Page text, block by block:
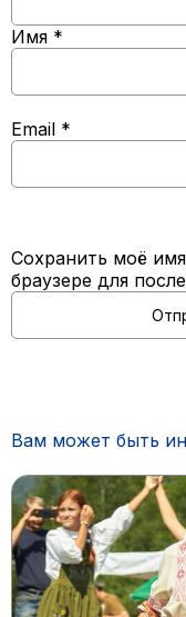
Имя *
Email *
Сохранить моё
браузере для
Вам может быть